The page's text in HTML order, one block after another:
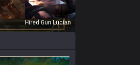
Hired Gun Lucian